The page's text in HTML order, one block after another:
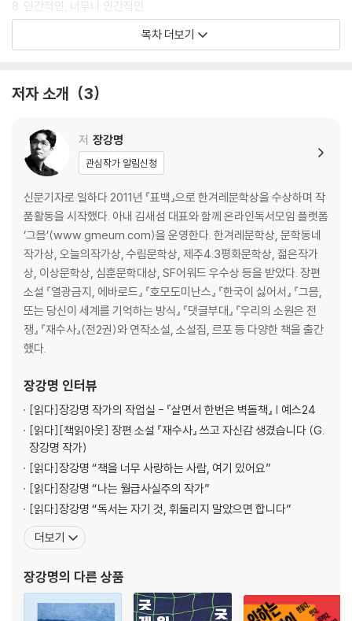
★★★ 최재천 송길영 장강명 유현준 김태용… AI가 바꿀 세상을 각 분야
전문가의 목소리로 듣다
★★★ 뇌과학자 ‘김대식’과 안무가 ‘김혜연’이 던지는 우리와 다음 세대를
는 인문 교양서
인간은 호모사피엔스가 이룩한 문명에서 점점 더 새로운 미래로 나아가고
있다. 경험을 통해 지혜를 얻었던 호모사피엔스는 이제 입력값에 의존하는
신新인류 호모프롬프투스의 삶을 향해 가고 있는 것이다.
8. 인간적인, 너무나 인간적인
9. 가치가 이끄는 기술
10. 인공지능이 아직 하지 못하는 일
주
『사이 인간』
프롤로그
호모사피엔스와 마키나데우스, 그 사이에 선 이들에게 : 김대식(뇌과학자·
카이스트 교수) ?
1부 불편한 질문들 - 생존을 위한 화두
공포를 넘어 공존으로 : 진화생물학자 최재천
퍼텐셜이 아닌 어빌리티를 팔아라 : 마인드마이너·작가 송길영
나약함의 역설 : 소설가 장강명
관계의 설계 : 건축가 유현준
아우라라는 시간의 축 : 영화감독 김태용
2부 위험한 생각들 - 여전히 인간은 진짜일까
무엇을 만들 것인가 vs 어떻게 공감할 것인가 : sm 엔터테인먼트 CAO 이
성수
참과 거짓이 사라지는 세상이 오고 있다 : 다큐멘터리 PD 한상호
AI, 도구를 넘어 철학이 되다 : 예술감독 이대형
연극은 여전히 인간을 연출하는가 : 연출가 이대웅
AI는 결코 모방할 수 없는 것 : 인도학자 강성용
| COLUMN | 인간이 여전히 인간다울 수 있도록
3부 도발적 상상들 - 인간을 재정의하는 다섯 가지 방법
목차 더보기
저자 소개 3
저 장강명
관심작가 알림신청
신문기자로 일하다 2011년 『표백』으로 한겨레문학상을 수상하며 작
품활동을 시작했다. 아내 김새섬 대표와 함께 온라인독서모임 플랫폼
‘그믐’(www.gmeum.com)을 운영한다. 한겨레문학상, 문학동네
작가상, 오늘의작가상, 수림문학상, 제주4.3평화문학상, 젊은작가
상, 이상문학상, 심훈문학대상, SF어워드 우수상 등을 받았다. 장편
소설 『열광금지, 에바로드』 『호모도미난스』 『한국이 싫어서』 『그믐,
또는 당신이 세계를 기억하는 방식』 『댓글부대』 『우리의 소원은 전
쟁』 『재수사』(전2권)와 연작소설, 소설집, 르포 등 다양한 책을 출간
했다.
장강명 인터뷰
[읽다]장강명 작가의 작업실 - 『살면서 한번은 벽돌책』 | 예스24
[읽다] [책읽아웃] 장편 소설 『재수사』 쓰고 자신감 생겼습니다 (G.
장강명 작가)
[읽다]장강명 “책을 너무 사랑하는 사람, 여기 있어요”
[읽다]장강명 “나는 월급사실주의 작가”
[읽다]장강명 “독서는 자기 것, 휘둘리지 말았으면 합니다”
더보기
장강명의 다른 상품